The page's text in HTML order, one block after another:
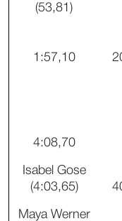
(53,81)
1:57,10
4:08,70
Isabel Gose
(4:03,65)
Maya Werner